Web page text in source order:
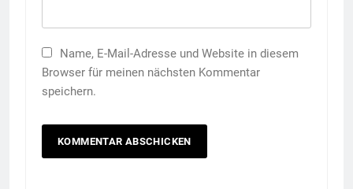
Name, E-Mail-Adresse und Website in diesem
Browser für meinen nächsten Kommentar
speichern.